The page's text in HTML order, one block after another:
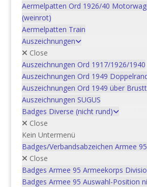
Aermelpatten Ord 1926/40
(weinrot)
Aermelpatten Train
Auszeichnungen
Close
Auszeichnungen Ord 1917/1926/1940
Auszeichnungen Ord 1949
Auszeichnungen Ord 1949 über
Auszeichnungen SUGUS
Badges Diverse (nicht rund)
Close
Kein Untermenü
Badges/Verbandsabzeichen Armee
Close
Badges Armee 95 Armeekorps
Badges Armee 95 Auswahl-Position
n Armee
Beschreibung
Beschreibung
Bestellnummer: 15BAD7515B
Objekt: VT RS 48, Stab Kdo VT RS
Tenue: B
Ordonnanz: 2004